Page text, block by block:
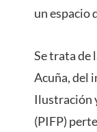
un espacio
Se trata de
Acuña, del
Ilustración
(PIFP)